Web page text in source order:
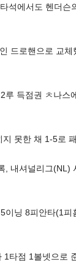
석에서도 헨더슨
드로핸으로 교
루 득점권 ㅊ나스
못한 채 1-5로
, 내셔널리그(NL)
이닝 8피안타(1
타점 1볼넷으로